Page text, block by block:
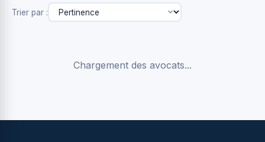
Trier par :
Chargement des avocats...